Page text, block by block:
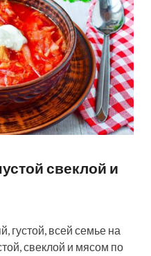
свеклой и
густой, всей семье на
свеклой и мясом по